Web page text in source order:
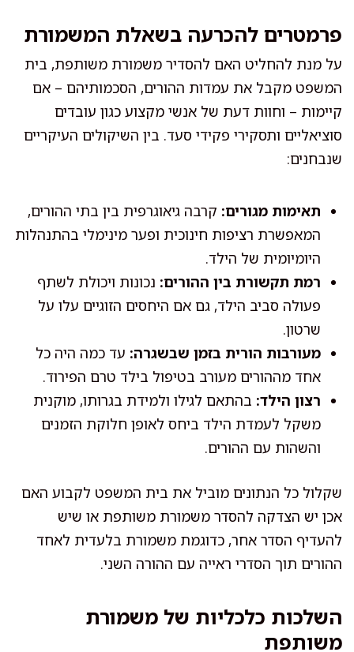
פרמטרים להכרעה בשאלת המשמורת
על מנת להחליט האם להסדיר משמורת משותפת, בית
המשפט מקבל את עמדות ההורים, הסכמותיהם – אם
קיימות – וחוות דעת של אנשי מקצוע כגון עובדים
סוציאליים ותסקירי פקידי סעד. בין השיקולים העיקריים
שנבחנים:
תאימות מגורים: קרבה גיאוגרפית בין בתי ההורים,
המאפשרת רציפות חינוכית ופער מינימלי בהתנהלות
היומיומית של הילד.
רמת תקשורת בין ההורים: נכונות ויכולת לשתף
פעולה סביב הילד, גם אם היחסים הזוגיים עלו על
שרטון.
מעורבות הורית בזמן שבשגרה: עד כמה היה כל
אחד מההורים מעורב בטיפול בילד טרם הפירוד.
רצון הילד: בהתאם לגילו ולמידת בגרותו, מוקנית
משקל לעמדת הילד ביחס לאופן חלוקת הזמנים
והשהות עם ההורים.
שקלול כל הנתונים מוביל את בית המשפט לקבוע האם
אכן יש הצדקה להסדר משמורת משותפת או שיש
להעדיף הסדר אחר, כדוגמת משמורת בלעדית לאחד
ההורים תוך הסדרי ראייה עם ההורה השני.
השלכות כלכליות של משמורת
משותפת